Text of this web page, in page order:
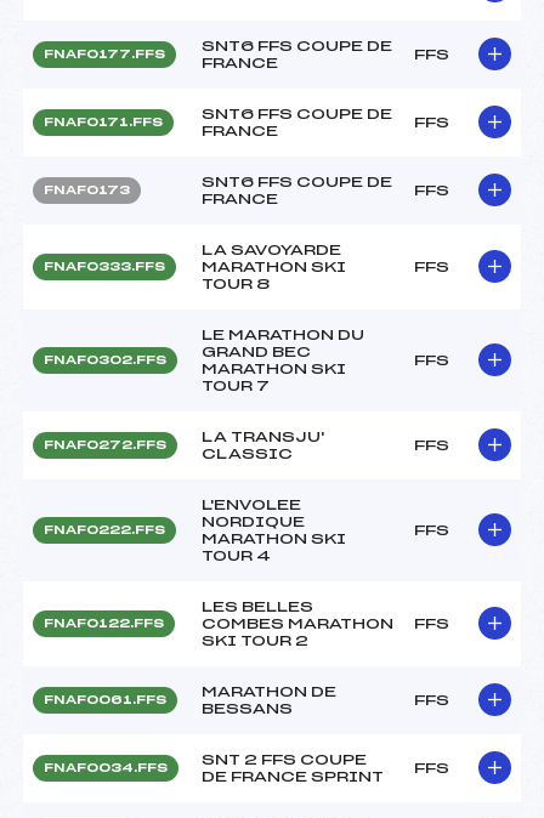
FNAF0177.FFS
SNT6 FFS COUPE DE
FRANCE
FFS
FNAF0171.FFS
SNT6 FFS COUPE DE
FRANCE
FFS
FNAF0173
SNT6 FFS COUPE DE
FRANCE
FFS
FNAF0333.FFS
LA SAVOYARDE
MARATHON SKI
TOUR 8
FFS
FNAF0302.FFS
LE MARATHON DU
GRAND BEC
MARATHON SKI
TOUR 7
FFS
FNAF0272.FFS
LA TRANSJU'
CLASSIC
FFS
FNAF0222.FFS
L'ENVOLEE
NORDIQUE
MARATHON SKI
TOUR 4
FFS
FNAF0122.FFS
LES BELLES
COMBES MARATHON
SKI TOUR 2
FFS
FNAF0061.FFS
MARATHON DE
BESSANS
FFS
FNAF0034.FFS
SNT 2 FFS COUPE
DE FRANCE SPRINT
FFS